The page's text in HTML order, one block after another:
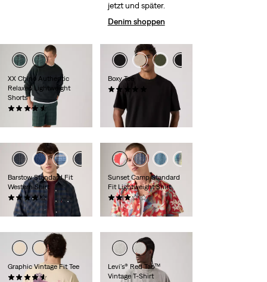
XX Chino Authentic
Relaxed Lightweight
Shorts
(50)
59,95 €
Boxy Tee
34,95 €
Barstow Standard Fit
Western Shirt
(344)
79,95 €
Sunset Camp Standard
Fit Lightweight Shirt
(5)
54,95 €
Graphic Vintage Fit Tee
Levi's® Red Tab™
Vintage T-Shirt
jetzt und später.
Denim shoppen